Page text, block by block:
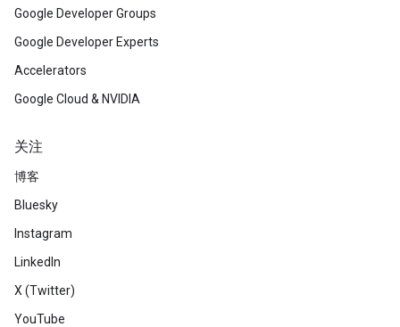
Google Developer Groups
Google Developer Experts
Accelerators
Google Cloud & NVIDIA
关注
博客
Bluesky
Instagram
LinkedIn
X (Twitter)
YouTube